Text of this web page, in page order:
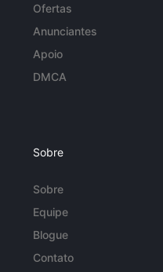
Ofertas
Anunciantes
Apoio
DMCA
Sobre
Sobre
Equipe
Blogue
Contato